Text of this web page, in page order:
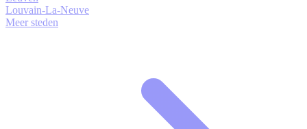
Louvain-La-Neuve
Meer steden